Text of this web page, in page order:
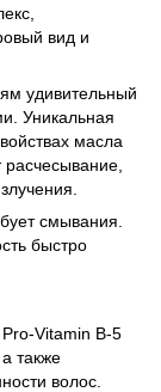
вид и
удивительный
Уникальная
масла
смывания.
быстро
Vitamin B-5
также
волос.